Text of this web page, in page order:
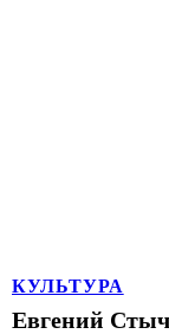
КУЛЬТУРА
Евгений